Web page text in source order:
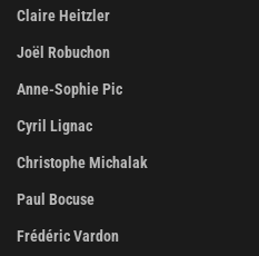
Claire Heitzler
Joël Robuchon
Anne-Sophie Pic
Cyril Lignac
Christophe Michalak
Paul Bocuse
Frédéric Vardon